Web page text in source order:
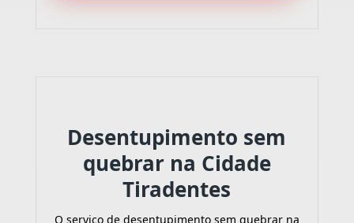
Desentupimento sem
quebrar na Cidade
Tiradentes
O serviço de desentupimento sem quebrar na